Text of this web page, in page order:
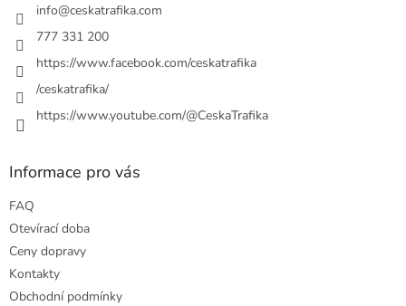
info@ceskatrafika.com
777 331 200
https://www.facebook.com/ceskatrafika
/ceskatrafika/
https://www.youtube.com/@CeskaTrafika
Informace pro vás
FAQ
Otevírací doba
Ceny dopravy
Kontakty
Obchodní podmínky